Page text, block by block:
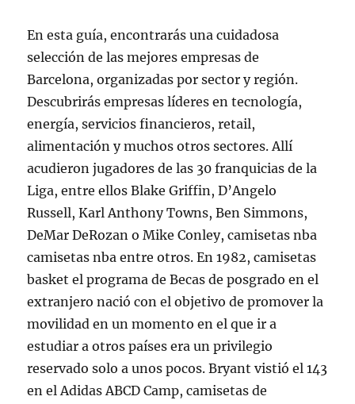
En esta guía, encontrarás una cuidadosa
selección de las mejores empresas de
Barcelona, organizadas por sector y región.
Descubrirás empresas líderes en tecnología,
energía, servicios financieros, retail,
alimentación y muchos otros sectores. Allí
acudieron jugadores de las 30 franquicias de la
Liga, entre ellos Blake Griffin, D’Angelo
Russell, Karl Anthony Towns, Ben Simmons,
DeMar DeRozan o Mike Conley, camisetas nba
camisetas nba entre otros. En 1982, camisetas
basket el programa de Becas de posgrado en el
extranjero nació con el objetivo de promover la
movilidad en un momento en el que ir a
estudiar a otros países era un privilegio
reservado solo a unos pocos. Bryant vistió el 143
en el Adidas ABCD Camp, camisetas de